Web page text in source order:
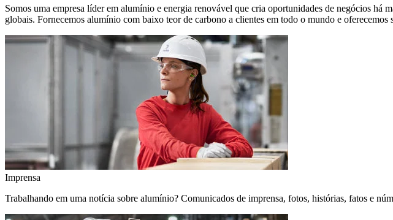
Somos uma empresa líder em alumínio e energia renovável que cria oportunidades de negócios há
globais. Fornecemos alumínio com baixo teor de carbono a clientes em todo o mundo e
Imprensa
Trabalhando em uma notícia sobre alumínio? Comunicados de imprensa, fotos, histórias, fatos e